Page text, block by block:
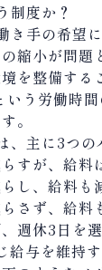
制度か？
き手の希望
縮小が問
を整備する
いう労働時
。
、主に3つの
すが、給料
し、給料も
さず、給料
週休3 日を
給与を維持